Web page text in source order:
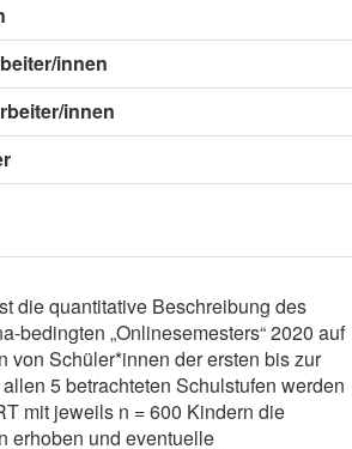
innen
innen
die quantitative Beschreibung des
bedingten „Onlinesemesters“ 2020 auf
von Schüler*innen der ersten bis zur
5 betrachteten Schulstufen werden
mit jeweils n = 600 Kindern die
erhoben und eventuelle